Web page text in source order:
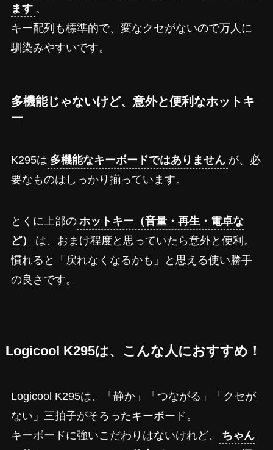
ます 。
キー配列も標準的で、変なクセがないので万人に
馴染みやすいです。
多機能じゃないけど、意外と便利なホットキ
ー
K295は 多機能なキーボードではありません が、必
要なものはしっかり揃っています。
とくに上部の ホットキー（音量・再生・電卓な
ど）
は、おまけ程度と思っていたら意外と便利。
慣れると「戻れなくなるかも」と思える使い勝手
の良さです。
Logicool K295は、こんな人におすすめ！
Logicool K295は、「静か」「つながる」「クセが
ない」三拍子がそろったキーボード。
キーボードに強いこだわりはないけれど、
ちゃん